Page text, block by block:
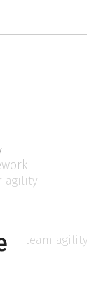
agility
team agility